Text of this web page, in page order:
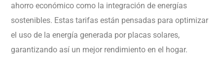
ahorro económico como la integración de energías
sostenibles. Estas tarifas están pensadas para optimizar
el uso de la energía generada por placas solares,
garantizando así un mejor rendimiento en el hogar.